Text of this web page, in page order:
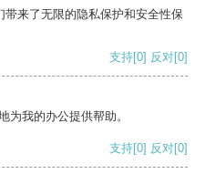
来了无限的隐私保护和安全性保
支持[0] 反对[0]
为我的办公提供帮助。
支持[0] 反对[0]